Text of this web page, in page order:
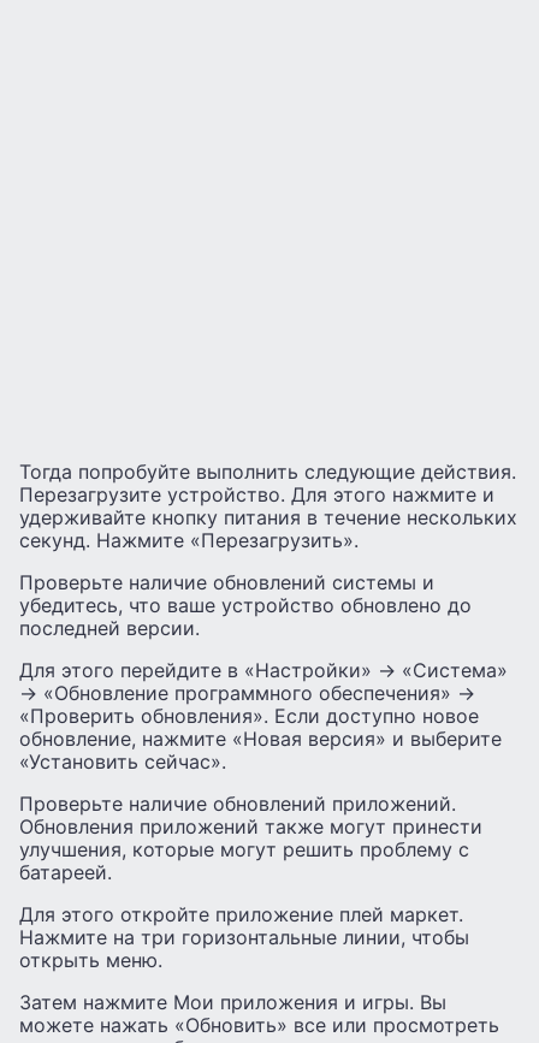
Тогда попробуйте выполнить следующие действия.
Перезагрузите устройство. Для этого нажмите и
удерживайте кнопку питания в течение нескольких
секунд. Нажмите «Перезагрузить».
Проверьте наличие обновлений системы и
убедитесь, что ваше устройство обновлено до
последней версии.
Для этого перейдите в «Настройки» -> «Система»
-> «Обновление программного обеспечения» ->
«Проверить обновления». Если доступно новое
обновление, нажмите «Новая версия» и выберите
«Установить сейчас».
Проверьте наличие обновлений приложений.
Обновления приложений также могут принести
улучшения, которые могут решить проблему с
батареей.
Для этого откройте приложение плей маркет.
Нажмите на три горизонтальные линии, чтобы
открыть меню.
Затем нажмите Мои приложения и игры. Вы
можете нажать «Обновить» все или просмотреть